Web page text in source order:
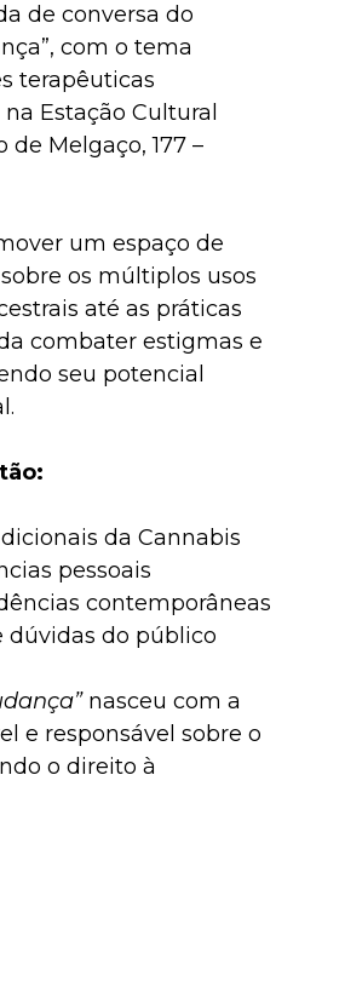
de conversa do
com o tema
terapêuticas
Estação Cultural
Melgaço, 177 –
um espaço de
os múltiplos usos
até as práticas
combater estigmas e
seu potencial
da Cannabis
pessoais
contemporâneas
dúvidas do público
nasceu com a
e responsável sobre o
o direito à